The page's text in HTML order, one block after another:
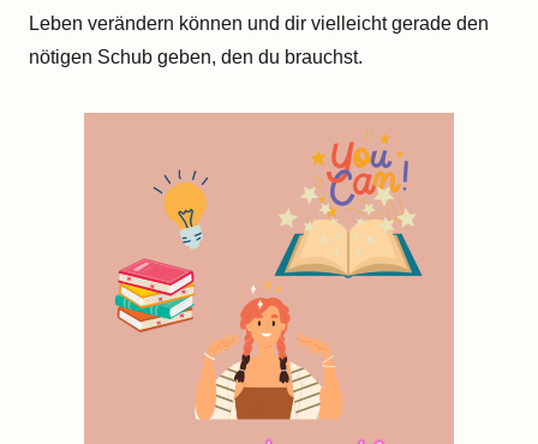
Leben verändern können und dir vielleicht gerade den
nötigen Schub geben, den du brauchst.